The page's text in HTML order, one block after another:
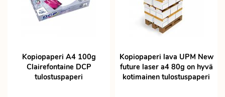
Kopiopaperi A4 100g
Clairefontaine DCP
tulostuspaperi
Kopiopaperi lava UPM New
future laser a4 80g on hyvä
kotimainen tulostuspaperi